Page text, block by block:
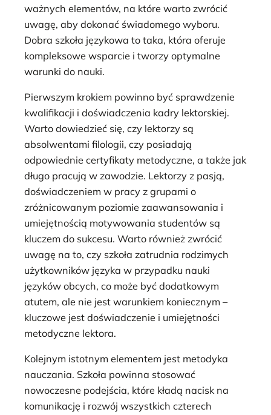
ważnych elementów, na które warto zwrócić
uwagę, aby dokonać świadomego wyboru.
Dobra szkoła językowa to taka, która oferuje
kompleksowe wsparcie i tworzy optymalne
warunki do nauki.
Pierwszym krokiem powinno być sprawdzenie
kwalifikacji i doświadczenia kadry lektorskiej.
Warto dowiedzieć się, czy lektorzy są
absolwentami filologii, czy posiadają
odpowiednie certyfikaty metodyczne, a także jak
długo pracują w zawodzie. Lektorzy z pasją,
doświadczeniem w pracy z grupami o
zróżnicowanym poziomie zaawansowania i
umiejętnością motywowania studentów są
kluczem do sukcesu. Warto również zwrócić
uwagę na to, czy szkoła zatrudnia rodzimych
użytkowników języka w przypadku nauki
języków obcych, co może być dodatkowym
atutem, ale nie jest warunkiem koniecznym –
kluczowe jest doświadczenie i umiejętności
metodyczne lektora.
Kolejnym istotnym elementem jest metodyka
nauczania. Szkoła powinna stosować
nowoczesne podejścia, które kładą nacisk na
komunikację i rozwój wszystkich czterech